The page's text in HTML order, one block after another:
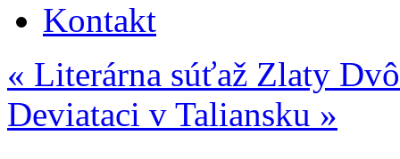
Kontakt
« Literárna súťaž Zlaty
Deviataci v Taliansku »